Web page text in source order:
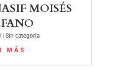
MOISÉS
|Sin categoría
MÁS